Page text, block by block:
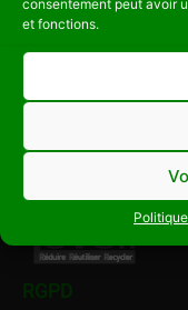
consentement peut avoir
et fonctions.
matériaux ont été
d’économie
RGPD